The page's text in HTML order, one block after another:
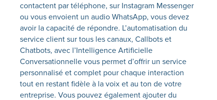
contactent par téléphone, sur Instagram Messenger
ou vous envoient un audio WhatsApp, vous devez
avoir la capacité de répondre. L’automatisation du
service client sur tous les canaux, Callbots et
Chatbots, avec l’Intelligence Artificielle
Conversationnelle vous permet d’offrir un service
personnalisé et complet pour chaque interaction
tout en restant fidèle à la voix et au ton de votre
entreprise. Vous pouvez également ajouter du